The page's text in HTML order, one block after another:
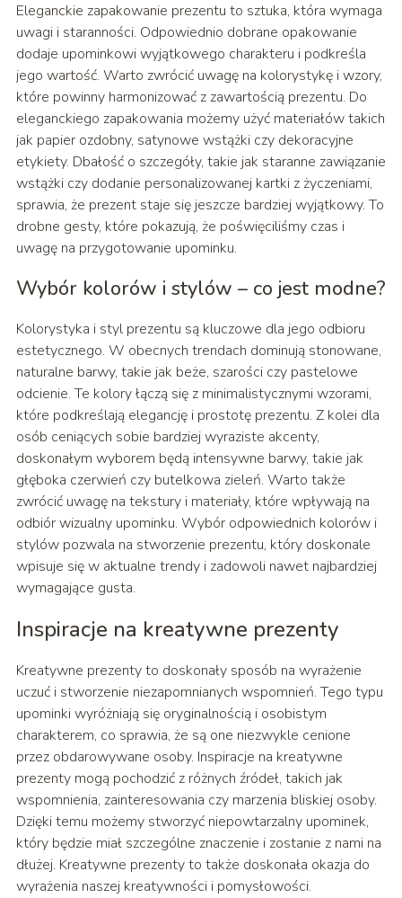
Eleganckie zapakowanie prezentu to sztuka, która wymaga
uwagi i staranności. Odpowiednio dobrane opakowanie
dodaje upominkowi wyjątkowego charakteru i podkreśla
jego wartość. Warto zwrócić uwagę na kolorystykę i wzory,
które powinny harmonizować z zawartością prezentu. Do
eleganckiego zapakowania możemy użyć materiałów takich
jak papier ozdobny, satynowe wstążki czy dekoracyjne
etykiety. Dbałość o szczegóły, takie jak staranne zawiązanie
wstążki czy dodanie personalizowanej kartki z życzeniami,
sprawia, że prezent staje się jeszcze bardziej wyjątkowy. To
drobne gesty, które pokazują, że poświęciliśmy czas i
uwagę na przygotowanie upominku.
Wybór kolorów i stylów – co jest modne?
Kolorystyka i styl prezentu są kluczowe dla jego odbioru
estetycznego. W obecnych trendach dominują stonowane,
naturalne barwy, takie jak beże, szarości czy pastelowe
odcienie. Te kolory łączą się z minimalistycznymi wzorami,
które podkreślają elegancję i prostotę prezentu. Z kolei dla
osób ceniących sobie bardziej wyraziste akcenty,
doskonałym wyborem będą intensywne barwy, takie jak
głęboka czerwień czy butelkowa zieleń. Warto także
zwrócić uwagę na tekstury i materiały, które wpływają na
odbiór wizualny upominku. Wybór odpowiednich kolorów i
stylów pozwala na stworzenie prezentu, który doskonale
wpisuje się w aktualne trendy i zadowoli nawet najbardziej
wymagające gusta.
Inspiracje na kreatywne prezenty
Kreatywne prezenty to doskonały sposób na wyrażenie
uczuć i stworzenie niezapomnianych wspomnień. Tego typu
upominki wyróżniają się oryginalnością i osobistym
charakterem, co sprawia, że są one niezwykle cenione
przez obdarowywane osoby. Inspiracje na kreatywne
prezenty mogą pochodzić z różnych źródeł, takich jak
wspomnienia, zainteresowania czy marzenia bliskiej osoby.
Dzięki temu możemy stworzyć niepowtarzalny upominek,
który będzie miał szczególne znaczenie i zostanie z nami na
dłużej. Kreatywne prezenty to także doskonała okazja do
wyrażenia naszej kreatywności i pomysłowości.